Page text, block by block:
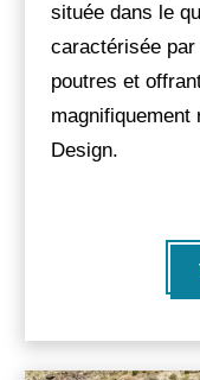
située dans le
caractérisée
poutres et
magnifiquement
Design.